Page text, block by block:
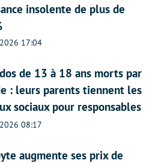
insolente de plus de
17:04
de 13 à 18 ans morts par
: leurs parents tiennent les
sociaux pour responsables
08:17
augmente ses prix de